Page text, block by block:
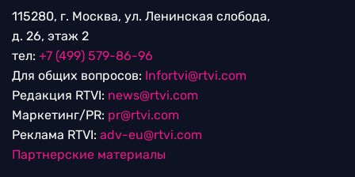
115280, г. Москва, ул. Ленинская слобода,
д. 26, этаж 2
тел: +7 (499) 579-86-96
Для общих вопросов: Infortvi@rtvi.com
Редакция RTVI: news@rtvi.com
Маркетинг/PR: pr@rtvi.com
Реклама RTVI: adv-eu@rtvi.com
Партнерские материалы